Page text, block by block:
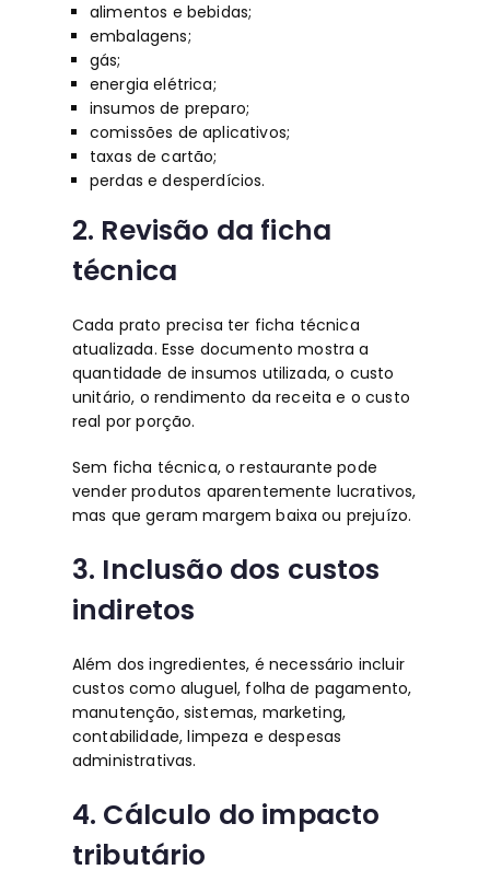
alimentos e bebidas;
embalagens;
gás;
energia elétrica;
insumos de preparo;
comissões de aplicativos;
taxas de cartão;
perdas e desperdícios.
2. Revisão da ficha
técnica
Cada prato precisa ter ficha técnica
atualizada. Esse documento mostra a
quantidade de insumos utilizada, o custo
unitário, o rendimento da receita e o custo
real por porção.
Sem ficha técnica, o restaurante pode
vender produtos aparentemente lucrativos,
mas que geram margem baixa ou prejuízo.
3. Inclusão dos custos
indiretos
Além dos ingredientes, é necessário incluir
custos como aluguel, folha de pagamento,
manutenção, sistemas, marketing,
contabilidade, limpeza e despesas
administrativas.
4. Cálculo do impacto
tributário